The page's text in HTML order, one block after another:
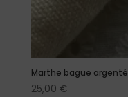
Marthe bague argenté
25,00 €